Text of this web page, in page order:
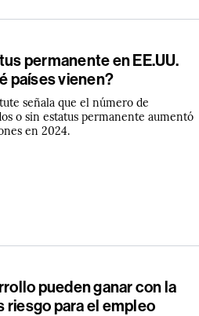
permanente en EE.UU.
países vienen?
señala que el número de
o sin estatus permanente aumentó
en 2024.
pueden ganar con la
riesgo para el empleo